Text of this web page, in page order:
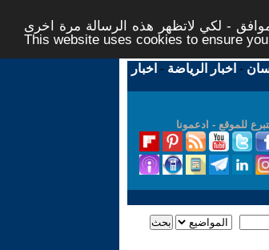
- لكي لاتظهر هذه الرسالة مرة اخرى -
This website uses cookies to ensure
- اخبار الرياضة - اخبار
للموقع - ادعمونا